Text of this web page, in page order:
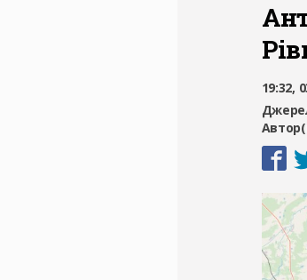
19:32,